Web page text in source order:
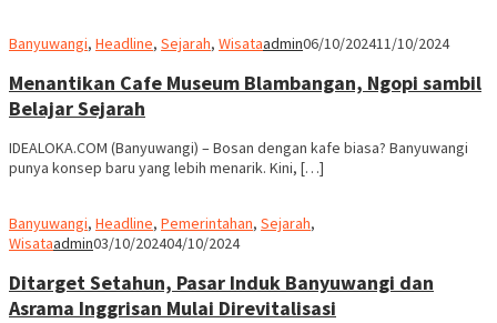
Banyuwangi, Headline, Sejarah, Wisataadmin06/10/202411/10/2024
Menantikan Cafe Museum Blambangan, Ngopi sambil
Belajar Sejarah
IDEALOKA.COM (Banyuwangi) – Bosan dengan kafe biasa? Banyuwangi
punya konsep baru yang lebih menarik. Kini, […]
Banyuwangi, Headline, Pemerintahan, Sejarah,
Wisataadmin03/10/202404/10/2024
Ditarget Setahun, Pasar Induk Banyuwangi dan
Asrama Inggrisan Mulai Direvitalisasi